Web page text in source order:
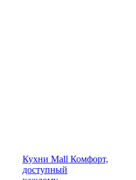
Кухни Mall Комфорт,
доступный